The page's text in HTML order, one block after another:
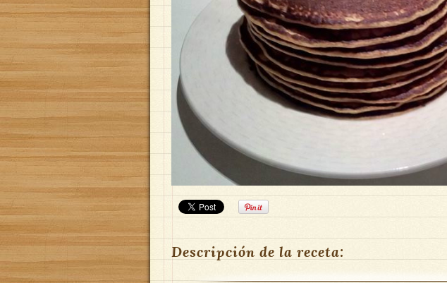
Descripción de la receta: